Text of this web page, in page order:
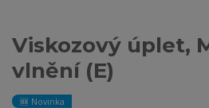
Viskozový úplet,
vlnění (E)
🆕 Novinka